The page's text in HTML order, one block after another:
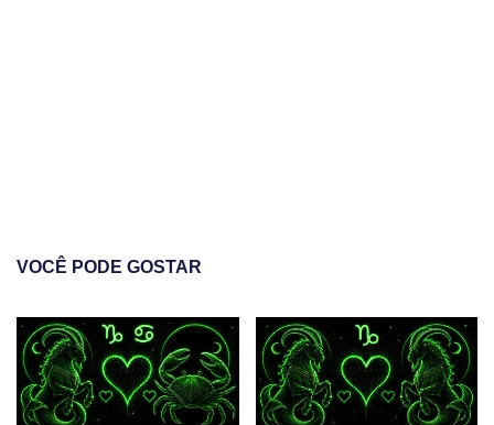
VOCÊ PODE GOSTAR